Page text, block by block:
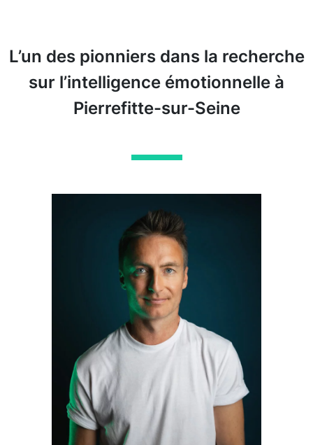
L’un des pionniers dans la recherche
sur l’intelligence émotionnelle à
Pierrefitte-sur-Seine